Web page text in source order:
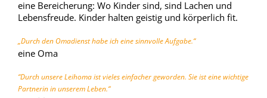
eine Bereicherung: Wo Kinder sind, sind Lachen und
Lebensfreude. Kinder halten geistig und körperlich fit.
„Durch den Omadienst habe ich eine sinnvolle Aufgabe.“
eine Oma
“Durch unsere Leihoma ist vieles einfacher geworden. Sie ist eine wichtige
Partnerin in unserem Leben.“